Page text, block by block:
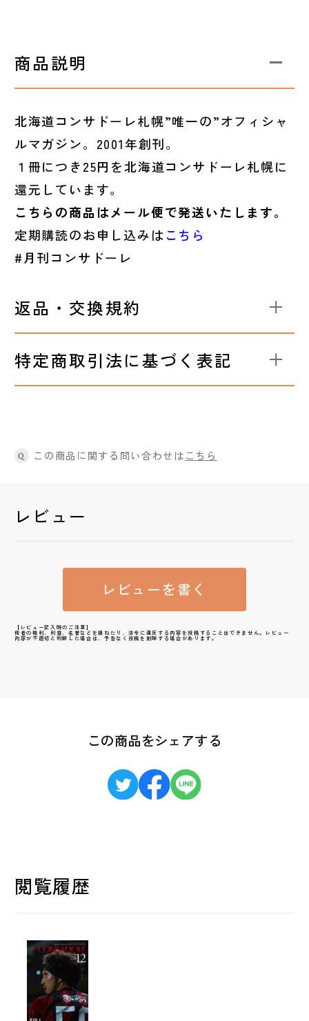
商品説明
北海道コンサドーレ札幌”唯一の”オフィシャ
ルマガジン。2001年創刊。
１冊につき25円を北海道コンサドーレ札幌に
還元しています。
こちらの商品はメール便で発送いたします。
定期購読のお申し込みはこちら
#月刊コンサドーレ
返品・交換規約
特定商取引法に基づく表記
Q この商品に関する問い合わせはこちら
レビュー
レビューを書く
【レビュー記入時のご注意】
他者の権利、利益、名誉などを損ねたり、法令に違反する内容を投稿することはできません。レビュー
内容が不適切と判断した場合は、予告なく投稿を削除する場合があります。
この商品をシェアする
閲覧履歴